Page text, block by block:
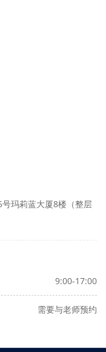
玛莉蓝大厦8楼（整层
9:00-17:00
需要与老师预约